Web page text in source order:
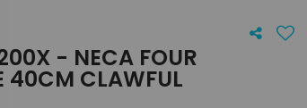
- NECA FOUR
40CM CLAWFUL